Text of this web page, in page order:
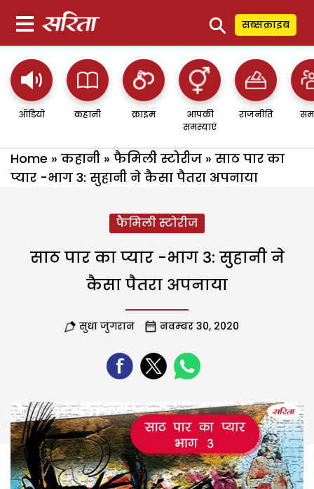
⚲ सब्सक्राइब
ऑडियो कहानी क्राइम
आपकी
समस्याएं
राजनीति
Home » कहानी » फैमिली स्टोरीज » साठ पार का
प्यार -भाग 3: सुहानी ने कैसा पैतरा अपनाया
फैमिली स्टोरीज
साठ पार का प्यार -भाग 3: सुहानी ने
कैसा पैतरा अपनाया
सुधा जुगरान नवम्बर 30, 2020